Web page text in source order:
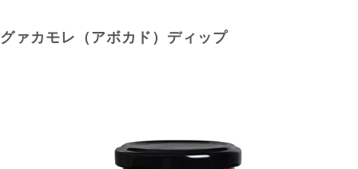
グァカモレ（アボカド）ディップ